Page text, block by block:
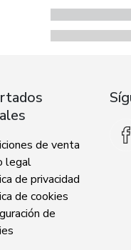
de venta
legal
de privacidad
de cookies
de